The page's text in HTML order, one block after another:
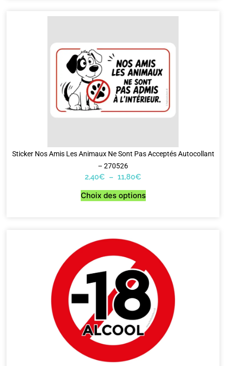
Sticker Nos Amis Les Animaux Ne Sont Pas Acceptés Autocollant
– 270526
2,40€ – 11,80€
Choix des options